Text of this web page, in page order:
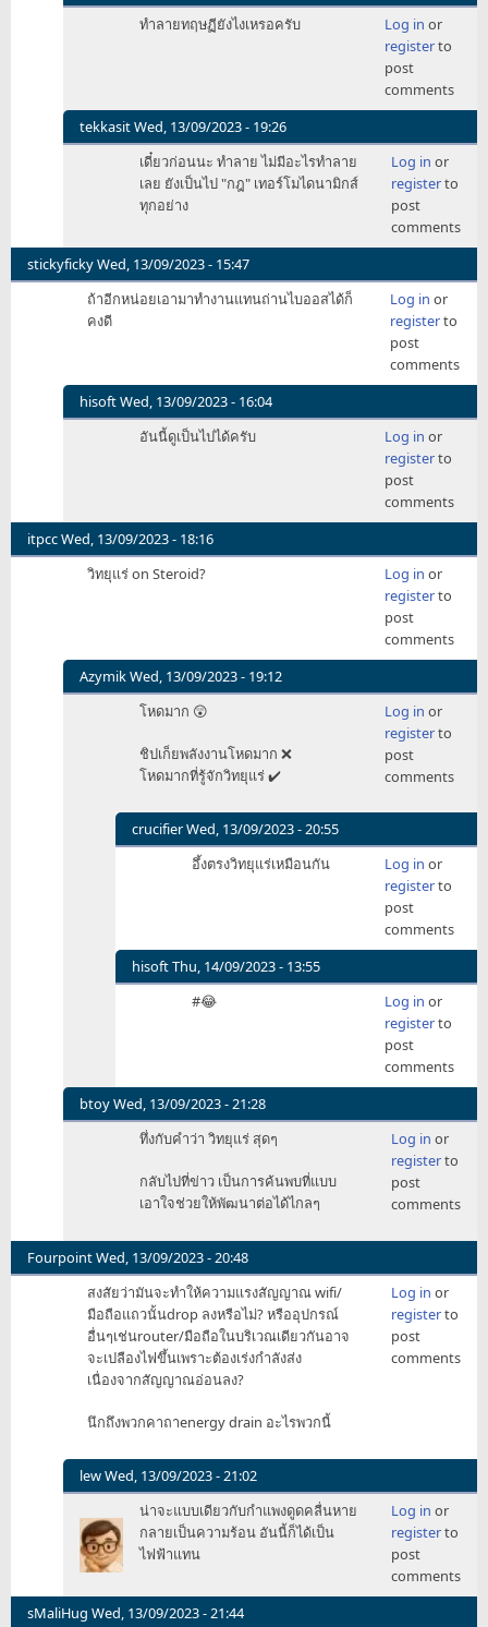
In
เลย
by
fullstepmixsong
ทำลายทฤษฏียังไงเหรอครับ Log in or
registerto
post
comments
tekkasitWed, 13/09/2023 - 19:26
In
เลย
by
fullstepmixsong
เดี๋ยวก่อนนะ ทำลาย ไม่มีอะไรทำลาย
เลย ยังเป็นไป "กฎ" เทอร์โมไดนามิกส์
ทุกอย่าง
Log in or
registerto
post
comments
stickyfickyWed, 13/09/2023 - 15:47
ถ้าอีกหน่อยเอามาทำงานแทนถ่านไบออสได้ก็
คงดี
Log in or
registerto
post
comments
hisoftWed, 13/09/2023 - 16:04
In
หน่อย
เอา
มา
ไ
by
stickyficky
อันนี้ดูเป็นไปได้ครับ Log in or
registerto
post
comments
itpccWed, 13/09/2023 - 18:16
วิทยุแร่ on Steroid?
Log in or
registerto
post
comments
AzymikWed, 13/09/2023 - 19:12
In
Steroid?
โหดมาก 😲
ชิปเก็ยพลังงานโหดมาก ❌
โหดมากที่รู้จักวิทยุแร่ ✔️
Log in or
registerto
post
comments
crucifierWed, 13/09/2023 - 20:55
In
😲
by
อึ้งตรงวิทยุแร่เหมือนกัน Log in or
registerto
post
comments
hisoftThu, 14/09/2023 - 13:55
In
😲
by
Azymik
#😂 Log in or
registerto
post
comments
btoyWed, 13/09/2023 - 21:28
In
Steroid?
by
itpcc
ทึ่งกับคำว่า วิทยุแร่ สุดๆ
กลับไปที่ข่าว เป็นการค้นพบที่แบบ
เอาใจช่วยให้พัฒนาต่อได้ไกลๆ
Log in or
registerto
post
comments
FourpointWed, 13/09/2023 - 20:48
สงสัยว่ามันจะทำให้ความแรงสัญญาณ wifi/
มือถือแถวนั้นdrop ลงหรือไม่? หรืออุปกรณ์
อื่นๆเช่นrouter/มือถือในบริเวณเดียวกันอาจ
จะเปลืองไฟขึ้นเพราะต้องเร่งกำลังส่ง
เนื่องจากสัญญาณอ่อนลง?
นึกถึงพวกคาถาenergy drain อะไรพวกนี้
Log in or
registerto
post
comments
lewWed, 13/09/2023 - 21:02
In
reply
to
สงสัย
มัน
น่าจะแบบเดียวกับกำแพงดูดคลื่นหาย
กลายเป็นความร้อน อันนี้ก็ได้เป็น
ไฟฟ้าแทน
Log in or
registerto
post
comments
sMaliHug Wed, 13/09/2023 - 21:44